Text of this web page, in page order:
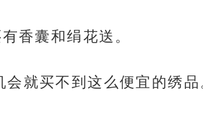
香囊和绢花送。
就买不到这么便宜的绣品